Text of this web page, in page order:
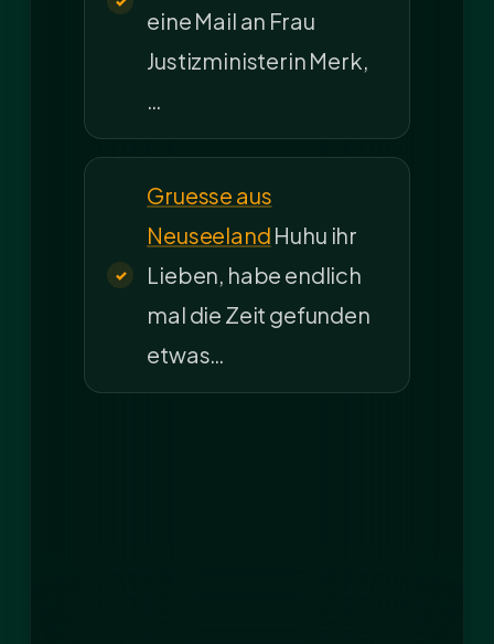
eine Mail an Frau
Justizministerin Merk,
…
Gruesse aus
Neuseeland Huhu ihr
Lieben, habe endlich
mal die Zeit gefunden
etwas…